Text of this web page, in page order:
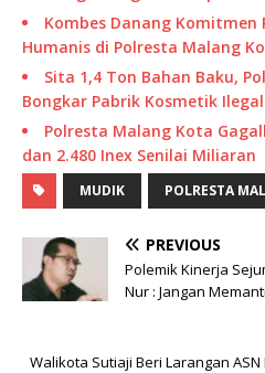
Kombes Danang Komitmen
Humanis di Polresta Malang
Sita 1,4 Ton Bahan Baku,
Bongkar Pabrik Kosmetik
Polresta Malang Kota
dan 2.480 Inex Senilai Miliaran
MUDIK POLRESTA
PREVIOUS
Polemik Kinerja
Nur : Jangan
Walikota Sutiaji Beri Larangan